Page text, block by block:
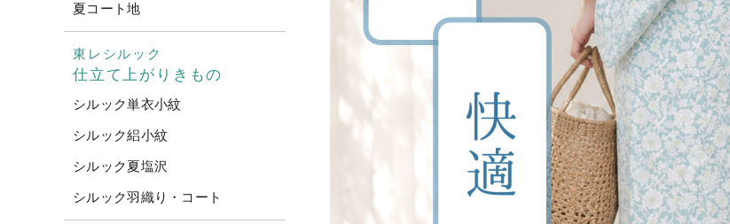
夏コート地
東レシルック
仕立て上がりきもの
シルック単衣小紋
シルック絽小紋
シルック夏塩沢
シルック羽織り・コート